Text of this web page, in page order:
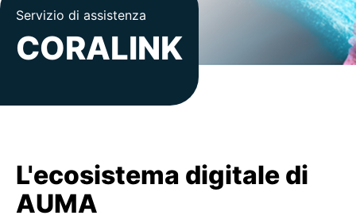
Impresa
Contatto
Servizio di assistenza
CORALINK
L'ecosistema digitale di
AUMA